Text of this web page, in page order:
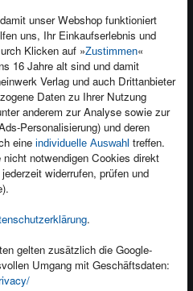
unser Webshop funktioniert
uns, Ihr Einkaufserlebnis und
Klicken auf »Zustimmen«
16 Jahre alt sind und damit
Verlag und auch Drittanbieter
Daten zu Ihrer Nutzung
anderem zur Analyse sowie zur
Personalisierung) und deren
eine individuelle Auswahl treffen.
nicht notwendigen Cookies direkt
widerrufen, prüfen und
.
gelten zusätzlich die Google-
Umgang mit Geschäftsdaten:
Produktfeedback
Foreign Rights
Ein Buch schreiben